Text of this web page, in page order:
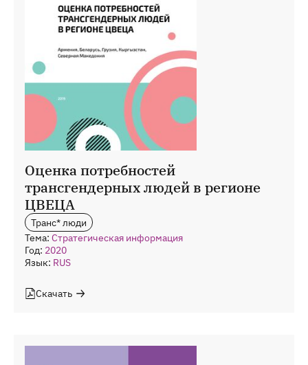
Оценка потребностей
трансгендерных людей в регионе
ЦВЕЦА
Транс* люди
Тема: Стратегическая информация
Год: 2020
Язык: RUS
Скачать